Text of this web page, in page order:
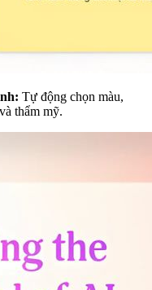
Tự động chọn màu,
thẩm mỹ.